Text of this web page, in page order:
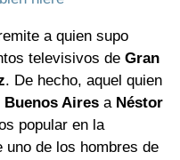
a quien supo
televisivos de Gran
. De hecho, aquel quien
Buenos Aires a Néstor
popular en la
uno de los hombres de